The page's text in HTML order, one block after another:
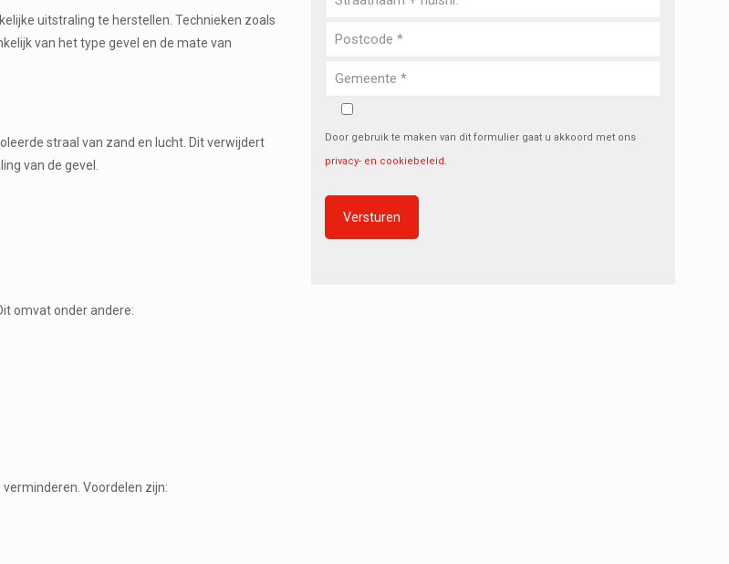
uitstraling te herstellen. Technieken zoals
van het type gevel en de mate van
straal van zand en lucht. Dit verwijdert
van de gevel.
omvat onder andere:
Voordelen zijn:
Door gebruik te maken van dit formulier gaat u akkoord met ons
privacy- en cookiebeleid